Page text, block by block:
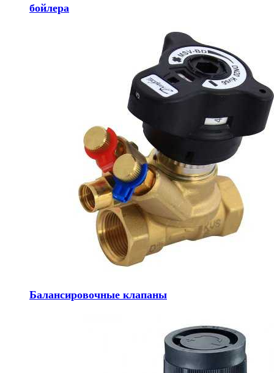
бойлера
Балансировочные клапаны